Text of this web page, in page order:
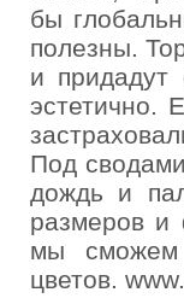
бы
полезны.
и
эстетично.
Под
дождь и
размеров и
мы сможем
цветов.